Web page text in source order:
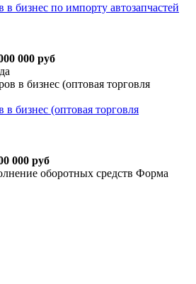
бизнес по импорту автозапчастей
000 руб
бизнес (оптовая торговля
000 руб
оборотных средств Форма